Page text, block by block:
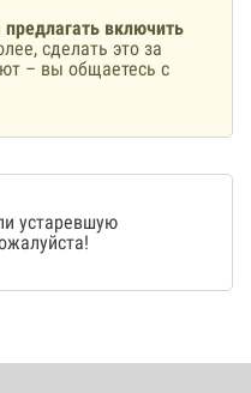
включить
сделать это за
– вы общаетесь с
устаревшую